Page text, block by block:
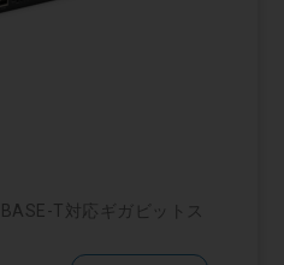
T対応ギガビットス